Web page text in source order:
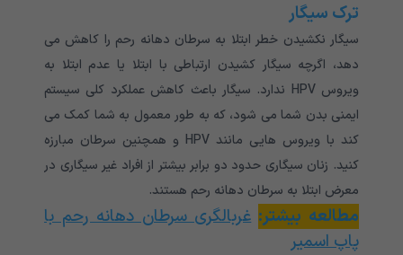
ترک سیگار
سیگار نکشیدن خطر ابتلا به سرطان دهانه رحم را کاهش می
دهد، اگرچه سیگار کشیدن ارتباطی با ابتلا یا عدم ابتلا به
ویروس HPV ندارد. سیگار باعث کاهش عملکرد کلی سیستم
ایمنی بدن شما می شود، که به طور معمول به شما کمک می
کند با ویروس هایی مانند HPV و همچنین سرطان مبارزه
کنید. زنان سیگاری حدود دو برابر بیشتر از افراد غیر سیگاری در
معرض ابتلا به سرطان دهانه رحم هستند.
مطالعه بیشتر: غربالگری سرطان دهانه رحم با
پاپ اسمیر